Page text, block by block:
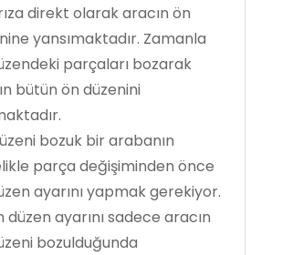
direkt olarak aracın ön
yansımaktadır. Zamanla
parçaları bozarak
bütün ön düzenini
bozuk bir arabanın
parça değişiminden önce
ayarını yapmak gerekiyor.
düzen ayarını sadece aracın
bozulduğunda